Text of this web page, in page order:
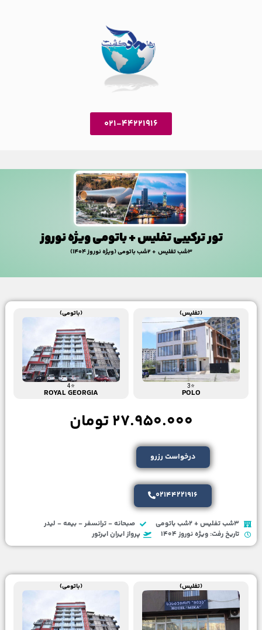
021-44221916
تور ترکیبی تفلیس + باتومی ویژه نوروز
3شب تفلیس + 2شب باتومی (ویژه نوروز 1404)
(تفلیس)
⭐3
POLO
(باتومی)
⭐4
ROYAL GEORGIA
27.950.000 تومان
درخواست رزرو
02144221916
3شب تفلیس + 2شب باتومی
صبحانه - ترانسفر - بیمه - لیدر
تاریخ رفت: ویژه نوروز 1404
پرواز ایران ایرتور
(تفلیس) (باتومی)